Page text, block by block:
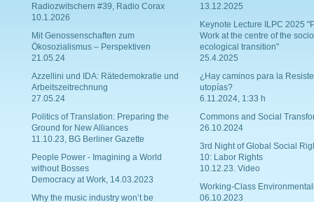
Radiozwitschern #39, Radio Corax
10.1.2026
Mit Genossenschaften zum
Ökosozialismus – Perspektiven
21.05.24
Azzellini und IDA: Rätedemokratie und
Arbeitszeitrechnung
27.05.24
Politics of Translation: Preparing the
Ground for New Alliances
11.10.23, BG Berliner Gazette
People Power - Imagining a World
without Bosses
Democracy at Work, 14.03.2023
Why the music industry won’t be
13.12.2025
Keynote Lecture ILPC 2025
Work at the centre of the
ecological transition"
25.4.2025
¿Hay caminos para la
utopías?
6.11.2024, 1:33 h
Commons and Social
26.10.2024
3rd Night of Global Social
10: Labor Rights
10.12.23. Video
Working-Class
06.10.2023